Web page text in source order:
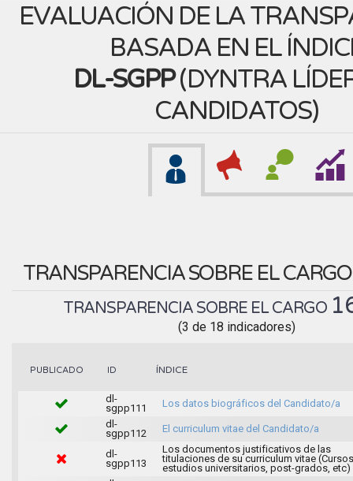
EVALUACIÓN DE LA
BASADA EN EL
DL-SGPP(DYNTRA
CANDIDATOS)
TRANSPARENCIA SOBRE EL
TRANSPARENCIA SOBRE EL CARGO
(3 de 18 indicadores)
PUBLICADO ID ÍNDICE
dl-
sgpp111
Los datos biográficos del Candidato/a
dl-
sgpp112
El curriculum vitae del Candidato/a
dl-
sgpp113
Los documentos justificativos de las
titulaciones de su curriculum vitae
estudios universitarios, post-grados, etc)